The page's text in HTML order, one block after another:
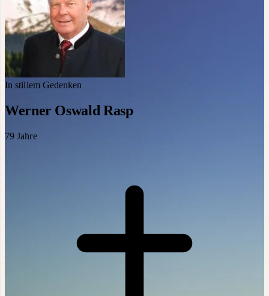
In stillem Gedenken
Werner Oswald Rasp
79 Jahre